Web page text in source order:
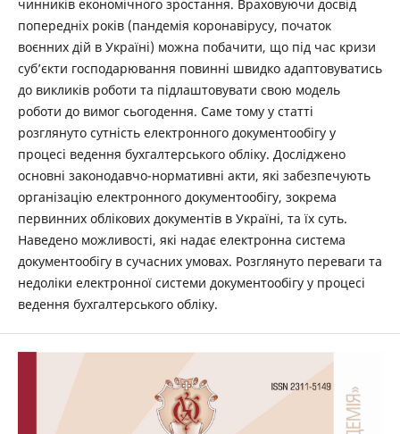
чинників економічного зростання. Враховуючи досвід
попередніх років (пандемія коронавірусу, початок
воєнних дій в Україні) можна побачити, що під час кризи
суб’єкти господарювання повинні швидко адаптовуватись
до викликів роботи та підлаштовувати свою модель
роботи до вимог сьогодення. Саме тому у статті
розглянуто сутність електронного документообігу у
процесі ведення бухгалтерського обліку. Досліджено
основні законодавчо-нормативні акти, які забезпечують
організацію електронного документообігу, зокрема
первинних облікових документів в Україні, та їх суть.
Наведено можливості, які ­надає електронна система
документообігу в сучасних умовах. Розглянуто переваги та
недоліки електронної системи ­документообігу у процесі
ведення бухгалтерського обліку.